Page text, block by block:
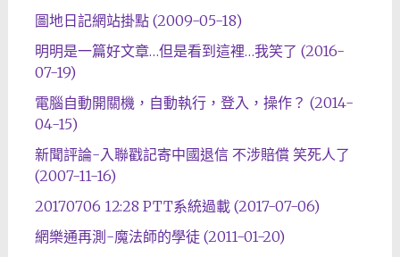
圖地日記網站掛點 (2009-05-18)
明明是一篇好文章…但是看到這裡…我笑了 (2016-
07-19)
電腦自動開關機，自動執行，登入，操作？ (2014-
04-15)
新聞評論-入聯戳記寄中國退信 不涉賠償 笑死人了
(2007-11-16)
20170706 12:28 PTT系統過載 (2017-07-06)
網樂通再測-魔法師的學徒 (2011-01-20)